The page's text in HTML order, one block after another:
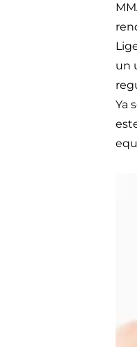
un
Ya